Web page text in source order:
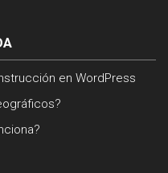
en WordPress